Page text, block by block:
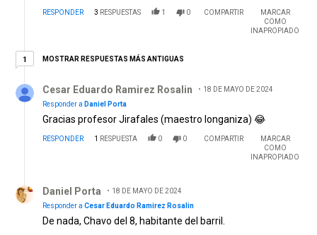
RESPONDER 3 RESPUESTAS 1 0 COMPARTIR
MARCAR
COMO
INAPROPIADO
11 respuesta más antiguas
MOSTRAR RESPUESTAS MÁS ANTIGUAS
Cesar Eduardo Ramirez Rosalin
18 DE MAYO DE 2024
Responder a Daniel Porta
Gracias profesor Jirafales (maestro longaniza) 😂
RESPONDER 1 RESPUESTA 0 0 COMPARTIR
MARCAR
COMO
INAPROPIADO
Daniel Porta
18 DE MAYO DE 2024
Responder a Cesar Eduardo Ramirez Rosalin
De nada, Chavo del 8, habitante del barril.